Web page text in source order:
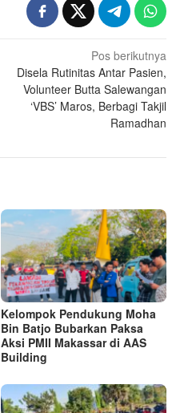
Pos berikutnya
Disela Rutinitas Antar Pasien,
Volunteer Butta Salewangan
‘VBS’ Maros, Berbagi Takjil
Ramadhan
Kelompok Pendukung Moha
Bin Batjo Bubarkan Paksa
Aksi PMII Makassar di AAS
Building